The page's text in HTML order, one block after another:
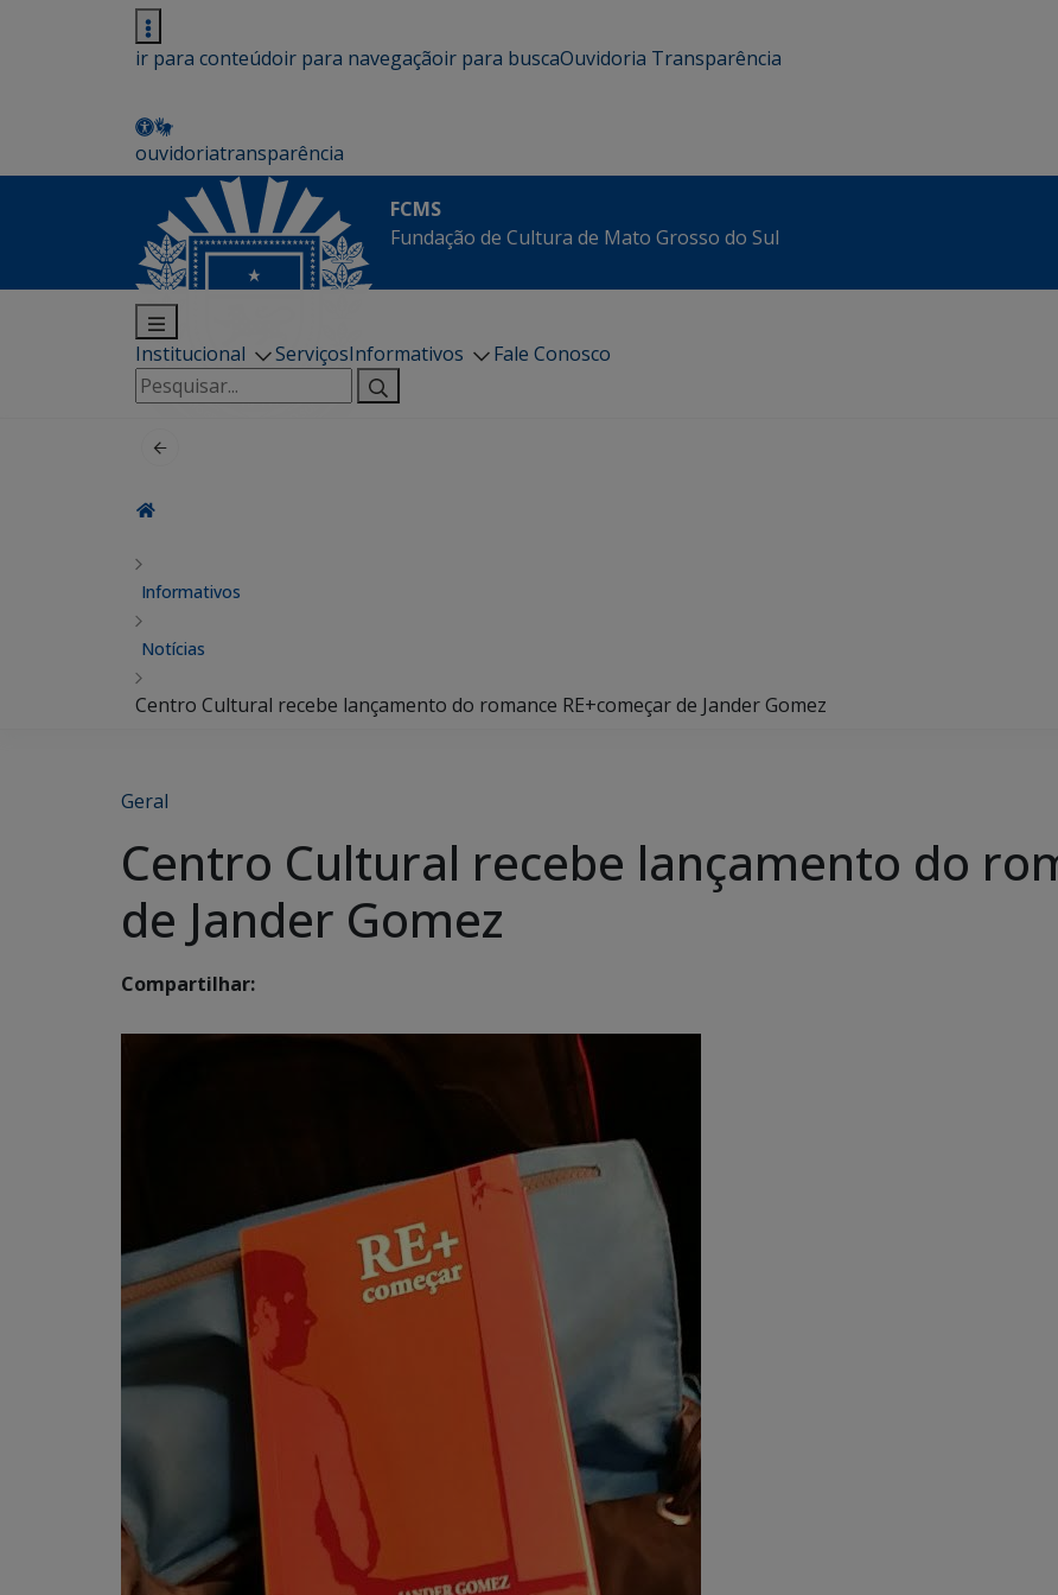
ir para conteúdoir para navegaçãoir para buscaOuvidoria Transparência
ouvidoriatransparência
FCMS
Fundação de Cultura de Mato Grosso do Sul
Institucional ServiçosInformativos
Fale Conosco
Pesquisar
por:
Informativos
Notícias
Centro Cultural recebe lançamento do romance RE+começar de Jander Gomez
Geral
Centro Cultural recebe lançamento do
de Jander Gomez
Compartilhar: